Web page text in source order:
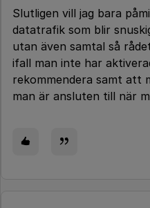
Slutligen vill jag bara
datatrafik som blir
utan även samtal så
ifall man inte har
rekommendera samt att
man är ansluten till när